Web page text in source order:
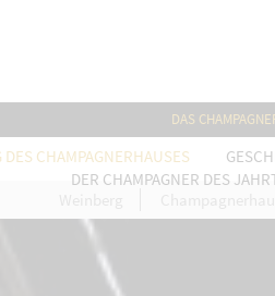
DAS
CHAMPAGNERHAUSES
DER CHAMPAGNER DES